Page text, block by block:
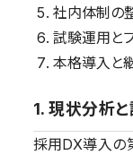
社内体制の
試験運用と
本格導入と
1. 現状分析
採用DX導入の